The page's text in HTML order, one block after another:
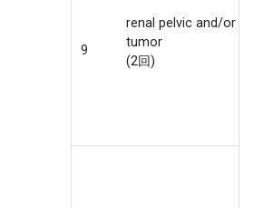
9
renal pelvic and/or
tumor
(2回)